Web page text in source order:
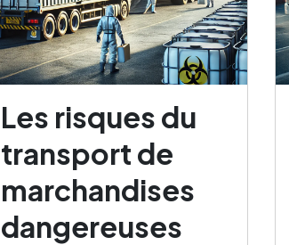
Les risques du
transport de
marchandises
dangereuses